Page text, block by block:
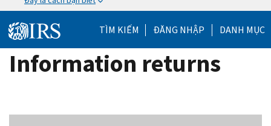
TÌM KIẾM ĐĂNG NHẬP DANH MỤC
Information returns